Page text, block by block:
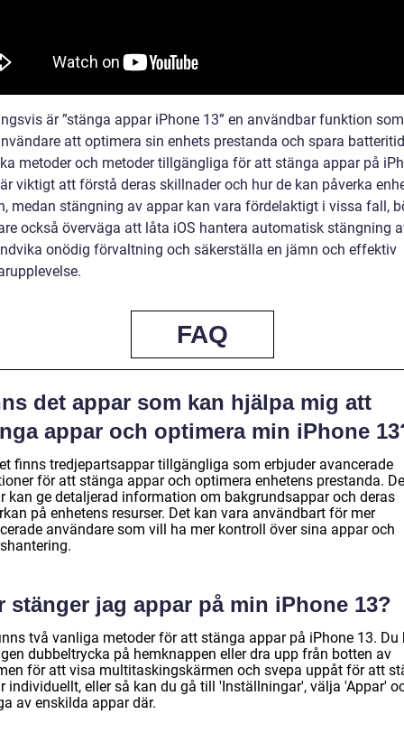
är ”stänga appar iPhone 13” en användbar funktion
att optimera sin enhets prestanda och spara
metoder och metoder tillgängliga för att stänga appar på
viktigt att förstå deras skillnader och hur de kan påverka
medan stängning av appar kan vara fördelaktigt i vissa fall,
också överväga att låta iOS hantera automatisk stängning
onödig förvaltning och säkerställa en jämn och effektiv
FAQ
det appar som kan hjälpa mig att
appar och optimera min iPhone
finns tredjepartsappar tillgängliga som erbjuder avancerade
för att stänga appar och optimera enhetens prestanda.
kan ge detaljerad information om bakgrundsappar och deras
på enhetens resurser. Det kan vara användbart för mer
användare som vill ha mer kontroll över sina appar och
stänger jag appar på min iPhone 13?
två vanliga metoder för att stänga appar på iPhone 13. Du
dubbeltrycka på hemknappen eller dra upp från botten av
för att visa multitaskingskärmen och svepa uppåt för att
individuellt, eller så kan du gå till 'Inställningar', välja 'Appar'
av enskilda appar där.